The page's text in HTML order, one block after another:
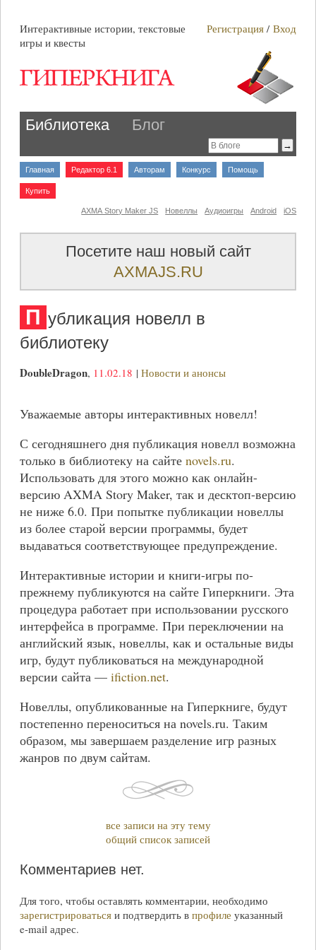
Интерактивные истории, текстовые
игры и квесты
Регистрация /Вход
Библиотека Блог
Главная Редактор 6.1 Авторам Конкурс Помощь
Купить
iOS
Android
Аудиоигры
Новеллы
AXMA Story Maker JS
Посетите наш новый сайт
AXMAJS.RU
П убликация новелл в
библиотеку
DoubleDragon, 11.02.18 | Новости и анонсы
Уважаемые авторы интерактивных новелл!
С сегодняшнего дня публикация новелл возможна
только в библиотеку на сайте novels.ru.
Использовать для этого можно как онлайн-
версию AXMA Story Maker, так и десктоп-версию
не ниже 6.0. При попытке публикации новеллы
из более старой версии программы, будет
выдаваться соответствующее предупреждение.
Интерактивные истории и книги-игры по-
прежнему публикуются на сайте Гиперкниги. Эта
процедура работает при использовании русского
интерфейса в программе. При переключении на
английский язык, новеллы, как и остальные виды
игр, будут публиковаться на международной
версии сайта — ifiction.net.
Новеллы, опубликованные на Гиперкниге, будут
постепенно переноситься на novels.ru. Таким
образом, мы завершаем разделение игр разных
жанров по двум сайтам.
все записи на эту тему
общий список записей
Комментариев нет.
Для того, чтобы оставлять комментарии, необходимо
зарегистрироватьсяи подтвердить в профиле указанный
e-mailадрес.